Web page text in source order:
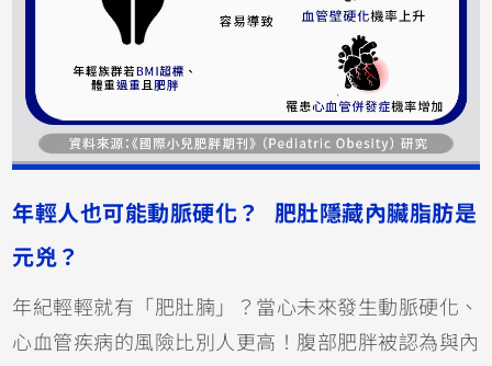
年輕人也可能動脈硬化？ 肥肚隱藏內臟脂肪是
元兇？
年紀輕輕就有「肥肚腩」？當心未來發生動脈硬化、
心血管疾病的風險比別人更高！腹部肥胖被認為與內